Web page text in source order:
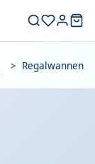
> Regalwannen